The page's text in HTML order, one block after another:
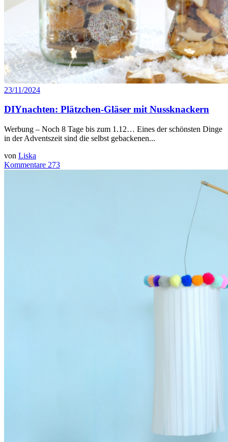
23/11/2024
DIYnachten: Plätzchen-Gläser mit Nussknackern
Werbung – Noch 8 Tage bis zum 1.12… Eines der schönsten Dinge
in der Adventszeit sind die selbst gebackenen...
von Liska
Kommentare 273